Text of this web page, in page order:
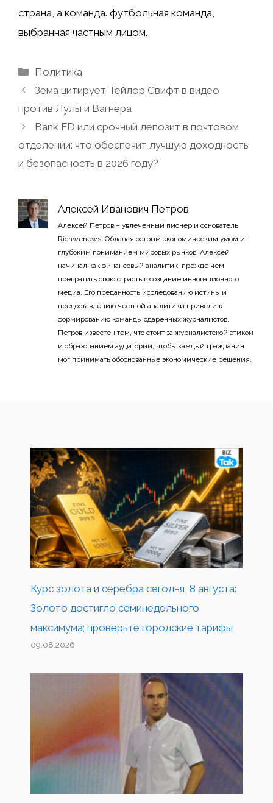
страна, а команда. футбольная команда,
выбранная частным лицом.
Рубрики
Политика
Зема цитирует Тейлор Свифт в видео
против Лулы и Вагнера
Bank FD или срочный депозит в почтовом
отделении: что обеспечит лучшую доходность
и безопасность в 2026 году?
Алексей Иванович Петров
Алексей Петров – увлеченный пионер и основатель
Richwenews. Обладая острым экономическим умом и
глубоким пониманием мировых рынков, Алексей
начинал как финансовый аналитик, прежде чем
превратить свою страсть в создание инновационного
медиа. Его преданность исследованию истины и
предоставлению честной аналитики привели к
формированию команды одаренных журналистов.
Петров известен тем, что стоит за журналистской этикой
и образованием аудитории, чтобы каждый гражданин
мог принимать обоснованные экономические решения.
Курс золота и серебра сегодня, 8 августа:
Золото достигло семинедельного
максимума; проверьте городские тарифы
09.08.2026